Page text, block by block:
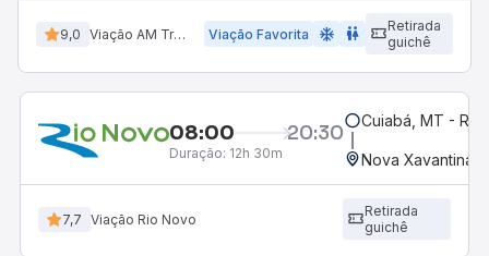
9,0 Viação AM Transportes Viação Favorita ac_unit wc
Retirada
guichê
08:00 20:30
Duração: 12h 30m
Cuiabá, MT -
Nova Xavantina,
7,7 Viação Rio Novo
Retirada
guichê